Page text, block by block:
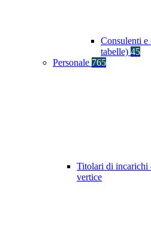
Consulenti e
tabelle) 45
Personale 765
Titolari di incarichi
vertice